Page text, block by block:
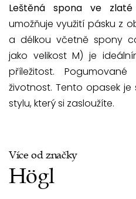
Leštěná spona ve
umožňuje využití pásku z
a délkou včetně spony
jako velikost M) je
příležitost.
životnost. Tento opasek
stylu, který si zasloužíte.
Více od značky
Högl